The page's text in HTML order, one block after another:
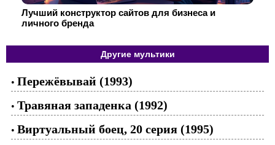
Лучший конструктор сайтов для бизнеса и
личного бренда
Другие мультики
• Пережёвывай (1993)
• Травяная западенка (1992)
• Виртуальный боец, 20 серия (1995)